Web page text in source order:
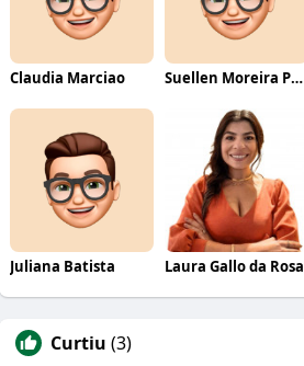
Claudia Marciao Suellen Moreira Parente de Oliveira
Juliana Batista Laura Gallo da Rosa
Curtiu (3)